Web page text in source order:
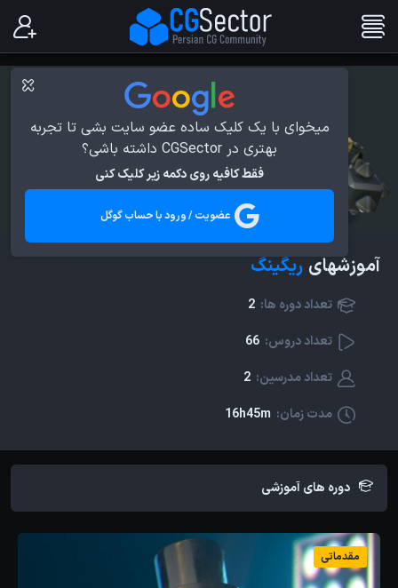
میخوای با یک کلیک ساده عضو سایت بشی تا تجربه
بهتری در CGSector داشته باشی؟
فقط کافیه روی دکمه زیر کلیک کنی
عضویت / ورود با حساب گوگل
آموزشهای ریگینگ
تعداد دوره ها: 2
تعداد دروس: 66
تعداد مدرسین: 2
مدت زمان: 16h45m
دوره های آموزشی
مقدماتی